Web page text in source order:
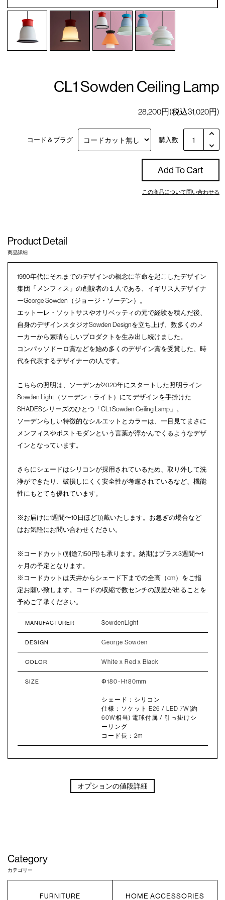
CL1 Sowden Ceiling Lamp
28,200円(税込31,020円)
コード＆プラグ 購入数
Add To Cart
この商品について問い合わせる
Product Detail
商品詳細
1980年代にそれまでのデザインの概念に革命を起こしたデザイン
集団「メンフィス」の創設者の１人である、イギリス人デザイナ
ーGeorge Sowden（ジョージ・ソーデン）。
エットーレ・ソットサスやオリベッティの元で経験を積んだ後、
自身のデザインスタジオSowden Designを立ち上げ、数多くのメ
ーカーから素晴らしいプロダクトを生み出し続けました。
コンパッソドーロ賞などを始め多くのデザイン賞を受賞した、時
代を代表するデザイナーの1人です。
こちらの照明は、ソーデンが2020年にスタートした照明ライン
Sowden Light（ソーデン・ライト）にてデザインを手掛けた
SHADESシリーズのひとつ「CL1 Sowden Ceiling Lamp」。
ソーデンらしい特徴的なシルエットとカラーは、一目見てまさに
メンフィスやポストモダンという言葉が浮かんでくるようなデザ
インとなっています。
さらにシェードはシリコンが採用されているため、取り外して洗
浄ができたり、破損しにくく安全性が考慮されているなど、機能
性にもとても優れています。
※お届けに1週間〜10日ほど頂戴いたします。お急ぎの場合など
はお気軽にお問い合わせください。
※コードカット(別途7,150円)も承ります。納期はプラス3週間〜1
ヶ月の予定となります。
※コードカットは天井からシェード下までの全高（cm）をご指
定お願い致します。コードの収縮で数センチの誤差が出ることを
予めご了承ください。
MANUFACTURER SowdenLight
DESIGN George Sowden
COLOR White x Red x Black
SIZE Φ180･H180mm
シェード：シリコン
仕様：ソケット E26 / LED 7W(約
60W相当) 電球付属 / 引っ掛けシ
ーリング
コード長：2m
オプションの値段詳細
Category
カテゴリー
FURNITURE HOME ACCESSORIES